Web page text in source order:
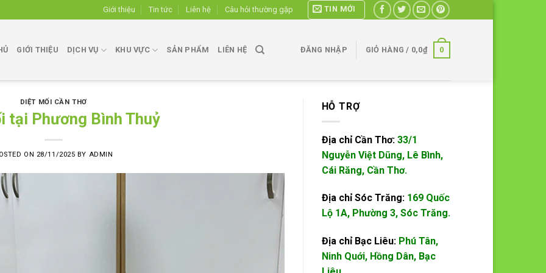
Giới thiệu Tin tức Liên hệ Câu hỏi thường gặp TIN MỚI
GIỚI THIỆU DỊCH VỤ KHU VỰC SẢN PHẨM LIÊN HỆ ĐĂNG NHẬP GIỎ HÀNG / 0,0₫ 0
DIỆT MỐI CẦN THƠ
tại Phương Bình Thuỷ
ON 28/11/2025 BY ADMIN
HỖ TRỢ
Địa chỉ Cần Thơ: 33/1
Nguyễn Việt Dũng, Lê Bình,
Cái Răng, Cần Thơ.
Địa chỉ Sóc Trăng: 169 Quốc
Lộ 1A, Phường 3, Sóc Trăng.
Địa chỉ Bạc Liêu: Phú Tân,
Ninh Quới, Hồng Dân, Bạc